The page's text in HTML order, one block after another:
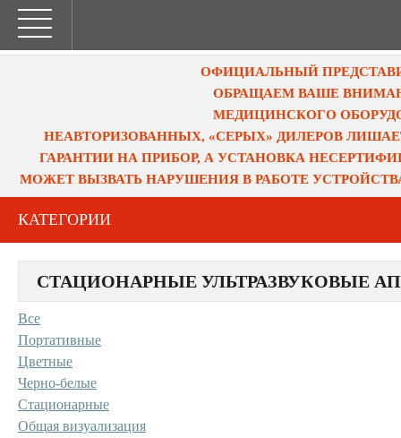
ОФИЦИАЛЬНЫЙ
ОБРАЩАЕМ ВАШЕ
МЕДИЦИНСКОГО
НЕАВТОРИЗОВАННЫХ, «СЕРЫХ» ДИЛЕРОВ
ГАРАНТИИ НА ПРИБОР, А УСТАНОВКА
МОЖЕТ ВЫЗВАТЬ НАРУШЕНИЯ В РАБОТЕ
КАТЕГОРИИ
СТАЦИОНАРНЫЕ УЛЬТРАЗВУКОВЫЕ
Все
Портативные
Цветные
Черно-белые
Стационарные
Общая визуализация